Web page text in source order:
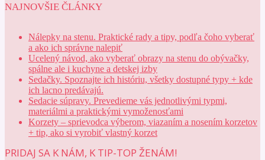
NAJNOVŠIE ČLÁNKY
Nálepky na stenu. Praktické rady a tipy, podľa čoho vyberať
a ako ich správne nalepiť
Ucelený návod, ako vyberať obrazy na stenu do obývačky,
spálne ale i kuchyne a detskej izby
Sedačky. Spoznajte ich históriu, všetky dostupné typy + kde
ich lacno predávajú.
Sedacie súpravy. Prevedieme vás jednotlivými typmi,
materiálmi a praktickými vymoženosťami
Korzety – sprievodca výberom, viazaním a nosením korzetov
+ tip, ako si vyrobiť vlastný korzet
PRIDAJ SA K NÁM, K TIP-TOP ŽENÁM!